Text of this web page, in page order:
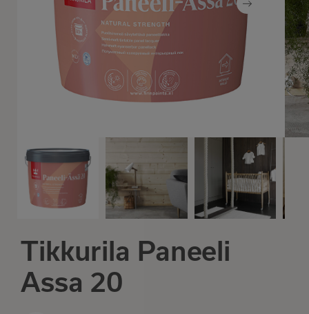
Tikkurila Paneeli
Assa 20